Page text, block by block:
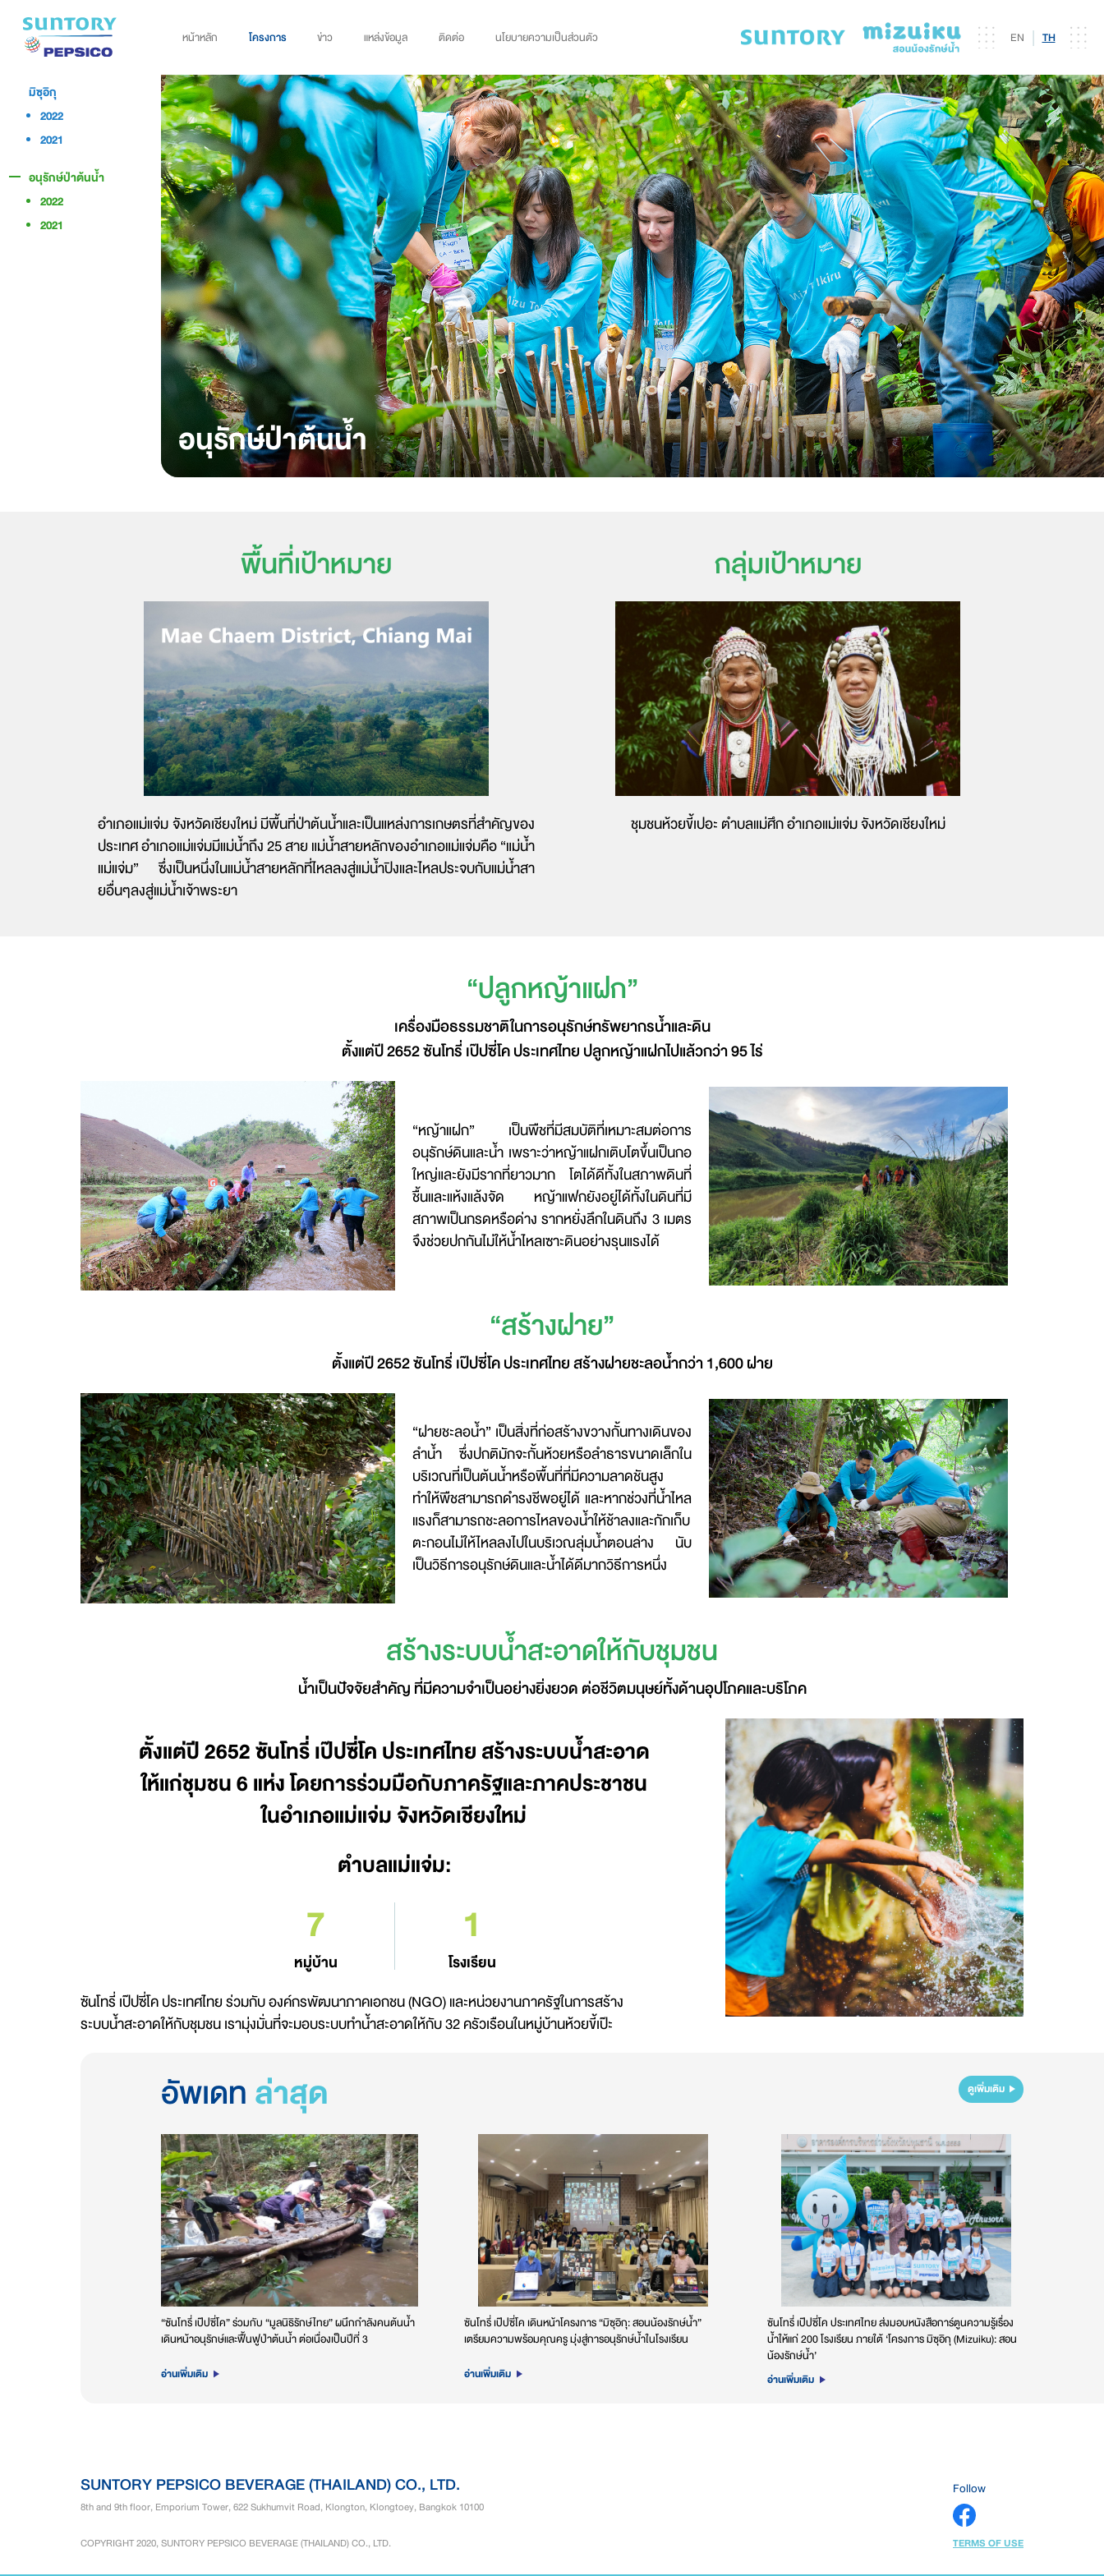
หน้าหลัก โครงการ ข่าว แหล่งข้อมูล ติดต่อ นโยบายความเป็นส่วนตัว EN | TH
มิซุอิกุ
2022
2021
อนุรักษ์ป่าต้นน้ำ
2022
2021
อนุรักษ์ป่าต้นน้ำ
พื้นที่เป้าหมาย
อำเภอแม่แจ่ม จังหวัดเชียงใหม่ มีพื้นที่ป่าต้นน้ำและเป็นแหล่งการเกษตรที่สำคัญของ
ประเทศ อำเภอแม่แจ่มมีแม่น้ำถึง 25 สาย แม่น้ำสายหลักของอำเภอแม่แจ่มคือ “แม่น้ำ
แม่แจ่ม” ซึ่งเป็นหนึ่งในแม่น้ำสายหลักที่ไหลลงสู่แม่น้ำปิงและไหลประจบกับแม่น้ำสา
ยอื่นๆลงสู่แม่น้ำเจ้าพระยา
กลุ่มเป้าหมาย
ชุมชนห้วยขี้เปอะ ตำบลแม่ศึก อำเภอแม่แจ่ม จังหวัดเชียงใหม่
“ปลูกหญ้าแฝก”
เครื่องมือธรรมชาติในการอนุรักษ์ทรัพยากรน้ำและดิน
ตั้งแต่ปี 2652 ซันโทรี่ เป๊ปซี่โค ประเทศไทย ปลูกหญ้าแฝกไปแล้วกว่า 95 ไร่
“หญ้าแฝก” เป็นพืชที่มีสมบัติที่เหมาะสมต่อการ
อนุรักษ์ดินและน้ำ เพราะว่าหญ้าแฝกเติบโตขึ้นเป็นกอ
ใหญ่และยังมีรากที่ยาวมาก โตได้ดีทั้งในสภาพดินที่
ชื้นและแห้งแล้งจัด หญ้าแฟกยังอยู่ได้ทั้งในดินที่มี
สภาพเป็นกรดหรือด่าง รากหยั่งลึกในดินถึง 3 เมตร
จึงช่วยปกกันไม่ให้น้ำไหลเซาะดินอย่างรุนแรงได้
“สร้างฝาย”
ตั้งแต่ปี 2652 ซันโทรี่ เป๊ปซี่โค ประเทศไทย สร้างฝายชะลอน้ำกว่า 1,600 ฝาย
“ฝายชะลอน้ำ” เป็นสิ่งที่ก่อสร้างขวางกั้นทางเดินของ
ลำน้ำ ซึ่งปกติมักจะกั้นห้วยหรือลำธารขนาดเล็กใน
บริเวณที่เป็นต้นน้ำหรือพื้นที่ที่มีความลาดชันสูง
ทำให้พืชสามารถดำรงชีพอยู่ได้ และหากช่วงที่น้ำไหล
แรงก็สามารถชะลอการไหลของน้ำให้ช้าลงและกักเก็บ
ตะกอนไม่ให้ไหลลงไปในบริเวณลุ่มน้ำตอนล่าง นับ
เป็นวิธีการอนุรักษ์ดินและน้ำได้ดีมากวิธีการหนึ่ง
สร้างระบบน้ำสะอาดให้กับชุมชน
น้ำเป็นปัจจัยสำคัญ ที่มีความจำเป็นอย่างยิ่งยวด ต่อชีวิตมนุษย์ทั้งด้านอุปโภคและบริโภค
ตั้งแต่ปี 2652 ซันโทรี่ เป๊ปซี่โค ประเทศไทย สร้างระบบน้ำสะอาด
ให้แก่ชุมชน 6 แห่ง โดยการร่วมมือกับภาครัฐและภาคประชาชน
ในอำเภอแม่แจ่ม จังหวัดเชียงใหม่
ตำบลแม่แจ่ม:
7
หมู่บ้าน
1
โรงเรียน
ซันโทรี่ เป๊ปซี่โค ประเทศไทย ร่วมกับ องค์กรพัฒนาภาคเอกชน (NGO) และหน่วยงานภาครัฐในการสร้าง
ระบบน้ำสะอาดให้กับชุมชน เรามุ่งมั่นที่จะมอบระบบทำน้ำสะอาดให้กับ 32 ครัวเรือนในหมู่บ้านห้วยขี้เป๊ะ
อัพเดทล่าสุด
“ซันโทรี่ เป๊ปซี่โค” ร่วมกับ “มูลนิธิรักษ์ไทย” ผนึกกำลังคนต้นน้ำ
เดินหน้าอนุรักษ์และฟื้นฟูป่าต้นน้ำ ต่อเนื่องเป็นปีที่ 3
อ่านเพิ่มเติม
ซันโทรี่ เป๊ปซี่โค เดินหน้าโครงการ “มิซุอิกุ: สอนน้องรักษ์น้ำ”
เตรียมความพร้อมคุณครู มุ่งสู่การอนุรักษ์น้ำในโรงเรียน
อ่านเพิ่มเติม
ซันโทรี่ เป๊ปซี่โค ประเทศไทย ส่งมอบหนังสือการ์ตูนความรู้เรื่อง
น้ำให้แก่ 200 โรงเรียน ภายใต้ ‘โครงการ มิซุอิกุ (Mizuiku): สอน
น้องรักษ์น้ำ’
อ่านเพิ่มเติม
ดูเพิ่มเติม
Follow
TERMS OF USE
SUNTORY PEPSICO BEVERAGE (THAILAND) CO., LTD.
8th and 9th floor, Emporium Tower, 622 Sukhumvit Road, Klongton, Klongtoey, Bangkok 10100
COPYRIGHT 2020, SUNTORY PEPSICO BEVERAGE (THAILAND) CO., LTD.